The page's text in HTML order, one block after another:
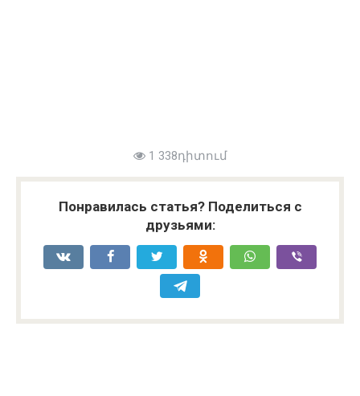
1 338դիտում
Понравилась статья? Поделиться с
друзьями: